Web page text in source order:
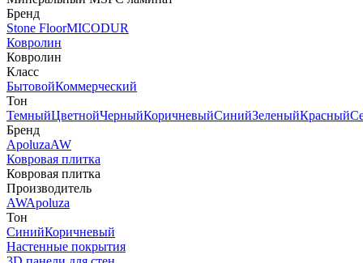
Бренд
Stone FloorMICODUR
Ковролин
Ковролин
Класс
БытовойКоммерческий
Тон
ТемныйЦветнойЧерныйКоричневыйСинийЗеленыйКрасный
Бренд
ApoluzaAW
Ковровая плитка
Ковровая плитка
Производитель
AWApoluza
Тон
СинийКоричневый
Настенные покрытия